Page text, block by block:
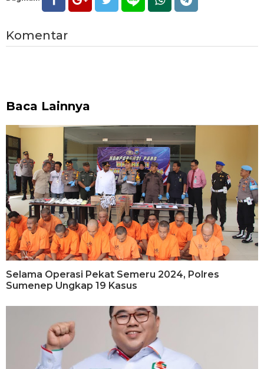
Komentar
Baca Lainnya
Selama Operasi Pekat Semeru 2024, Polres
Sumenep Ungkap 19 Kasus